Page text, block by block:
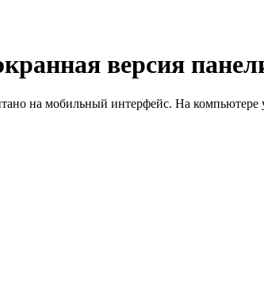
версия
на мобильный интерфейс. На компьютере